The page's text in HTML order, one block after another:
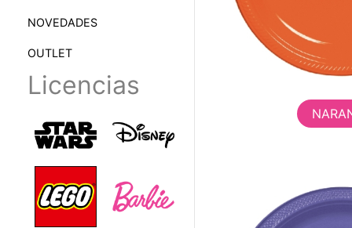
NOVEDADES
OUTLET
Licencias